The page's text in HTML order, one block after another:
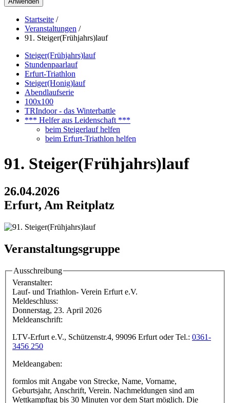
Startseite /
Veranstaltungen /
91. Steiger(Frühjahrs)lauf
Steiger(Frühjahrs)lauf
Stundenpaarlauf
Erfurt-Triathlon
Steiger(Honig)lauf
Abendlaufserie
100x100
TRIndoor - das Winterbattle
*** Helfer aus Leidenschaft ***
beim Steigerlauf helfen
beim Erfurt-Triathlon helfen
91. Steiger(Frühjahrs)lauf
26.04.2026
Erfurt, Am Reitplatz
Veranstaltungsgruppe
Ausschreibung
Veranstalter:
Lauf- und Triathlon- Verein Erfurt e.V.
Meldeschluss:
Donnerstag, 23. April 2026
Meldeanschrift:
LTV-Erfurt e.V., Schützenstr.4, 99096 Erfurt oder Tel.: 0361-
3456 250
Meldeangaben:
formlos mit Angabe von Strecke, Name, Vorname,
Geburtsjahr, Anschrift, Verein. Nachmeldungen sind am
Wettkampftag bis 30 Minuten vor dem Start möglich. Die